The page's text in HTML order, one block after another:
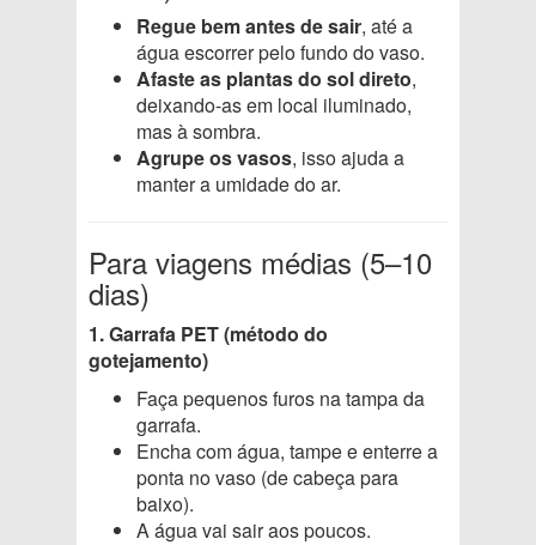
Regue bem antes de sair, até a
água escorrer pelo fundo do vaso.
Afaste as plantas do sol direto,
deixando-as em local iluminado,
mas à sombra.
Agrupe os vasos, isso ajuda a
manter a umidade do ar.
Para viagens médias (5–10
dias)
1. Garrafa PET (método do
gotejamento)
Faça pequenos furos na tampa da
garrafa.
Encha com água, tampe e enterre a
ponta no vaso (de cabeça para
baixo).
A água vai sair aos poucos.